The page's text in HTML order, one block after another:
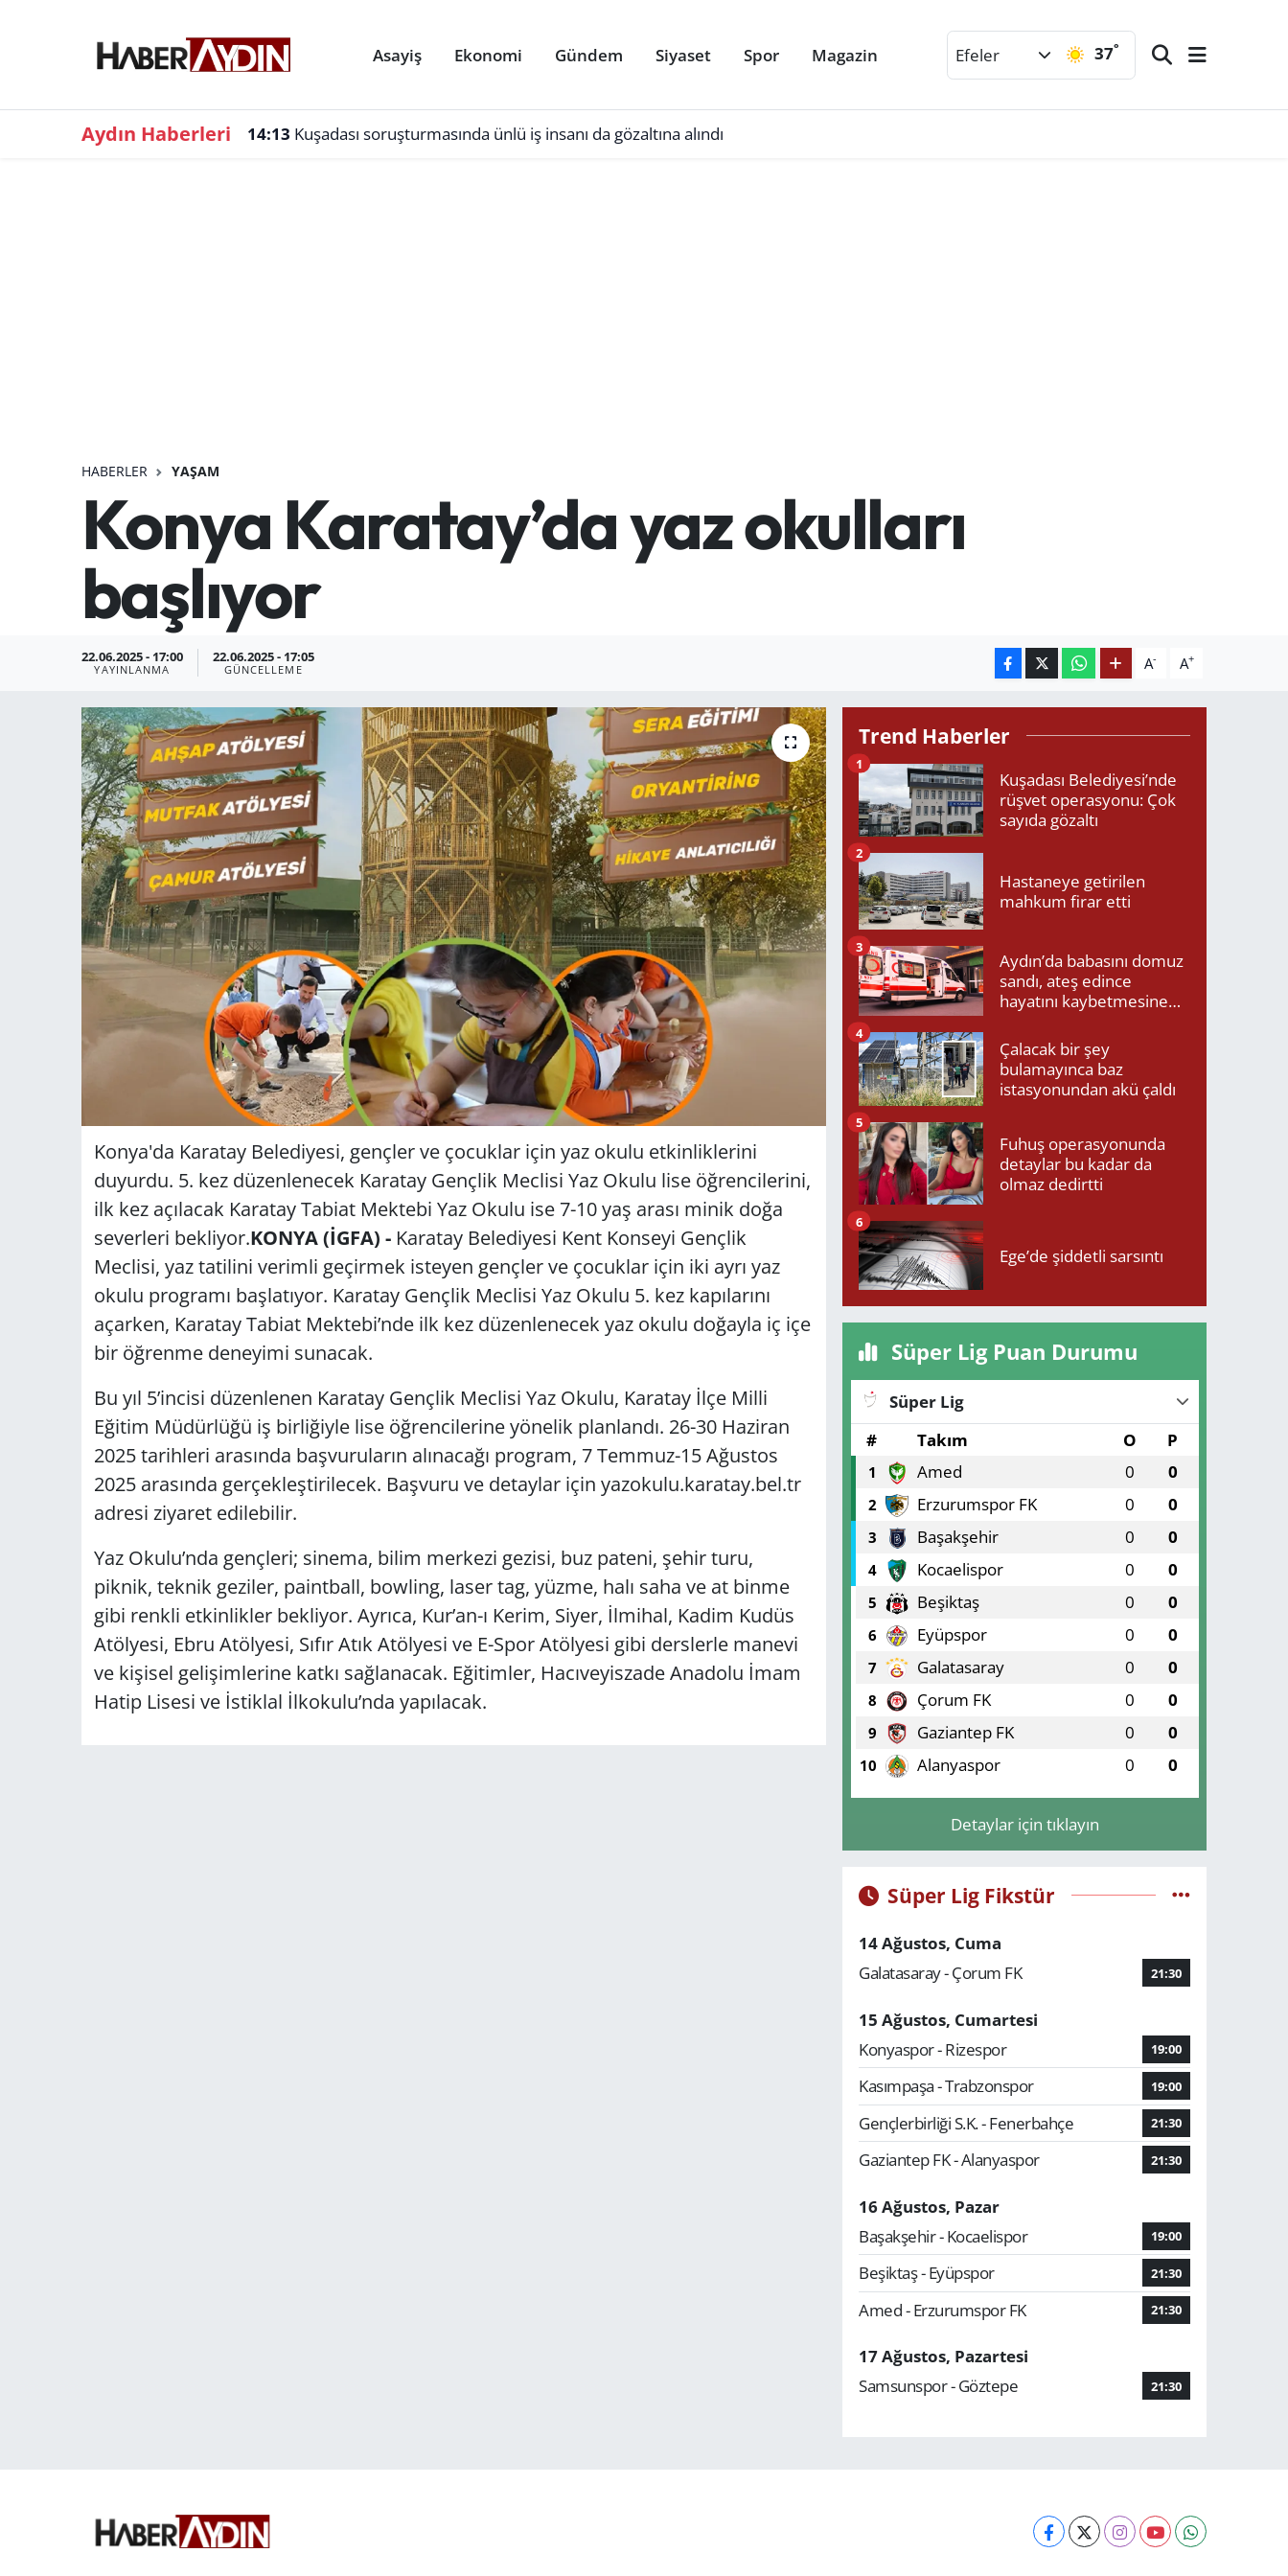
Asayiş Ekonomi Gündem Siyaset Spor Magazin Efeler 37°
Aydın Haberleri 14:13 Kuşadası soruşturmasında ünlü iş insanı da gözaltına alındı
HABERLER YAŞAM
Konya Karatay’da yaz okulları
başlıyor
22.06.2025 - 17:00
YAYINLANMA
22.06.2025 - 17:05
GÜNCELLEME A- A+
Konya'da Karatay Belediyesi, gençler ve çocuklar için yaz okulu etkinliklerini
duyurdu. 5. kez düzenlenecek Karatay Gençlik Meclisi Yaz Okulu lise öğrencilerini,
ilk kez açılacak Karatay Tabiat Mektebi Yaz Okulu ise 7-10 yaş arası minik doğa
severleri bekliyor.KONYA (İGFA) - Karatay Belediyesi Kent Konseyi Gençlik
Meclisi, yaz tatilini verimli geçirmek isteyen gençler ve çocuklar için iki ayrı yaz
okulu programı başlatıyor. Karatay Gençlik Meclisi Yaz Okulu 5. kez kapılarını
açarken, Karatay Tabiat Mektebi’nde ilk kez düzenlenecek yaz okulu doğayla iç içe
bir öğrenme deneyimi sunacak.
Bu yıl 5’incisi düzenlenen Karatay Gençlik Meclisi Yaz Okulu, Karatay İlçe Milli
Eğitim Müdürlüğü iş birliğiyle lise öğrencilerine yönelik planlandı. 26-30 Haziran
2025 tarihleri arasında başvuruların alınacağı program, 7 Temmuz-15 Ağustos
2025 arasında gerçekleştirilecek. Başvuru ve detaylar için yazokulu.karatay.bel.tr
adresi ziyaret edilebilir.
Yaz Okulu’nda gençleri; sinema, bilim merkezi gezisi, buz pateni, şehir turu,
piknik, teknik geziler, paintball, bowling, laser tag, yüzme, halı saha ve at binme
gibi renkli etkinlikler bekliyor. Ayrıca, Kur’an-ı Kerim, Siyer, İlmihal, Kadim Kudüs
Atölyesi, Ebru Atölyesi, Sıfır Atık Atölyesi ve E-Spor Atölyesi gibi derslerle manevi
ve kişisel gelişimlerine katkı sağlanacak. Eğitimler, Hacıveyiszade Anadolu İmam
Hatip Lisesi ve İstiklal İlkokulu’nda yapılacak.
Trend Haberler
Kuşadası Belediyesi’nde
rüşvet operasyonu: Çok
sayıda gözaltı
1
Hastaneye getirilen
mahkum firar etti
2
Aydın’da babasını domuz
sandı, ateş edince
hayatını kaybetmesine
3
Çalacak bir şey
bulamayınca baz
istasyonundan akü çaldı
4
Fuhuş operasyonunda
detaylar bu kadar da
olmaz dedirtti
5
Ege’de şiddetli sarsıntı
6
Süper Lig Puan Durumu
Süper Lig
#
Takım O P
1 Amed 0 0
2 Erzurumspor FK 0 0
3 Başakşehir 0 0
4 Kocaelispor 0 0
5 Beşiktaş 0 0
6 Eyüpspor 0 0
7 Galatasaray 0 0
8 Çorum FK 0 0
9 Gaziantep FK 0 0
10 Alanyaspor 0 0
Detaylar için tıklayın
Süper Lig Fikstür
14 Ağustos, Cuma
Galatasaray - Çorum FK
21:30
15 Ağustos, Cumartesi
Konyaspor - Rizespor
19:00
Kasımpaşa - Trabzonspor 19:00
Gençlerbirliği S.K. - Fenerbahçe 21:30
Gaziantep FK - Alanyaspor 21:30
16 Ağustos, Pazar
Başakşehir - Kocaelispor
19:00
Beşiktaş - Eyüpspor 21:30
Amed - Erzurumspor FK 21:30
17 Ağustos, Pazartesi
Samsunspor - Göztepe
21:30